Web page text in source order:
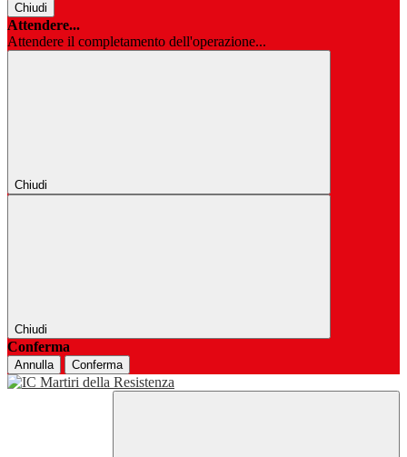
Chiudi
Attendere...
Attendere il completamento dell'operazione...
Chiudi
Chiudi
Conferma
Annulla Conferma